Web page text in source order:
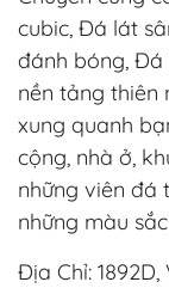
cubic, Đá lát
đánh bóng, Đá
nền tảng thiên
xung quanh
cộng, nhà ở,
những viên đá
những màu
Địa Chỉ: